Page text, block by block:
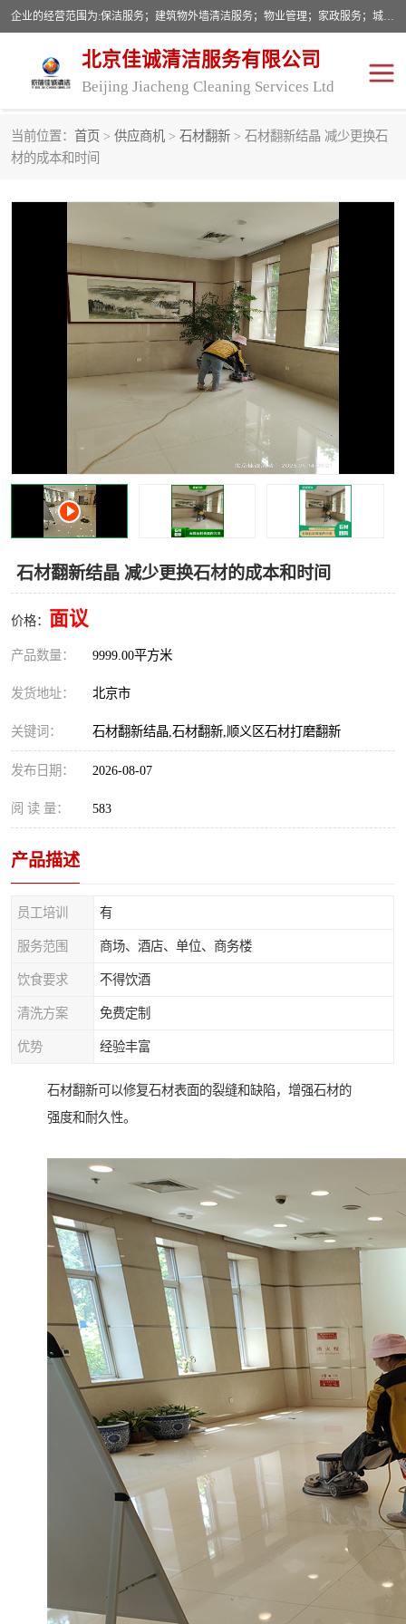
企业的经营范围为:保洁服务；建筑物外墙清洁服务；物业管理；家政服务；城市园林绿化；劳务分包；技术开发、技术转让、技术服务；销售保洁设备、卫生用品、化工产品（不含危险化学品及一类易制毒化学品）、日用品、办公设备、建筑材料、装饰材料；图文设计；清洁服务（不含餐具消毒）；中央空调维修；工程设计；施工总承包；专业承包。
北京佳诚清洁服务有限公司
Beijing Jiacheng Cleaning Services Ltd
当前位置： 首页 > 供应商机 > 石材翻新 > 石材翻新结晶 减少更换石
材的成本和时间
石材翻新结晶 减少更换石材的成本和时间
价格： 面议
产品数量： 9999.00平方米
发货地址： 北京市
关键词： 石材翻新结晶,石材翻新,顺义区石材打磨翻新
发布日期： 2026-08-07
阅 读 量： 583
产品描述
员工培训 有
服务范围 商场、酒店、单位、商务楼
饮食要求 不得饮酒
清洗方案 免费定制
优势 经验丰富
石材翻新可以修复石材表面的裂缝和缺陷，增强石材的
强度和耐久性。
外墙清洗
开荒保洁 保洁服务
石材翻新 建筑物外墙维修